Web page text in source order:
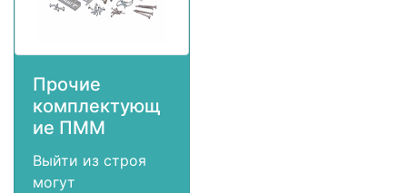
Прочие
комплектующ
ие ПММ
Выйти из строя
могут